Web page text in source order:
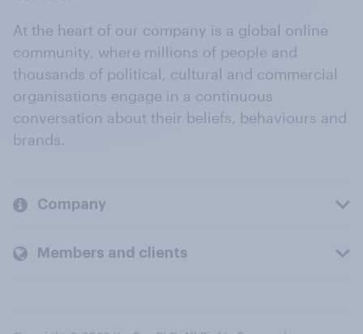
At the heart of our company is a global online
community, where millions of people and
thousands of political, cultural and commercial
organisations engage in a continuous
conversation about their beliefs, behaviours and
brands.
Company
Members and clients